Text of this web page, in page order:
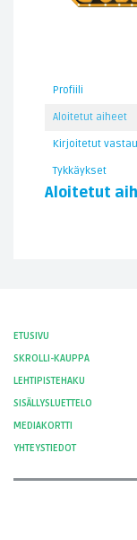
Profiili
Aloitetut aiheet
Kirjoitetut
Tykkäykset
Aloitetut
ETUSIVU
SKROLLI-KAUPPA
LEHTIPISTEHAKU
SISÄLLYSLUETTELO
MEDIAKORTTI
YHTEYSTIEDOT